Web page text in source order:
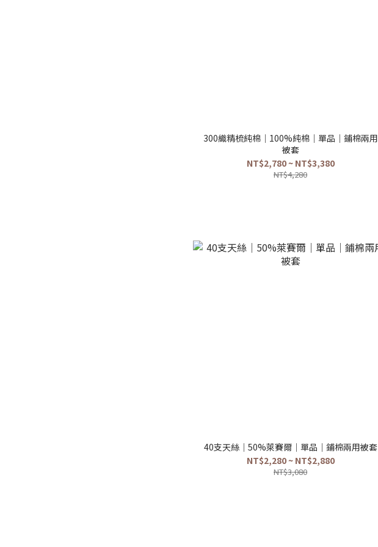
300織精梳純棉｜100%純棉｜單品｜鋪棉兩用
被套
NT$2,780 ~ NT$3,380
NT$4,280
40支天絲｜50%萊賽爾｜單品｜鋪棉兩用被套
NT$2,280 ~ NT$2,880
NT$3,080